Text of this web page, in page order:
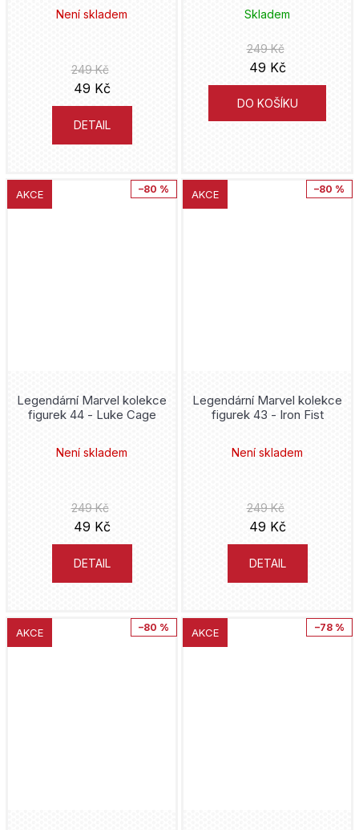
Není skladem
249 Kč
49 Kč
DETAIL
Skladem
249 Kč
49 Kč
DO KOŠÍKU
AKCE –80 %
Legendární Marvel kolekce
figurek 44 - Luke Cage
Není skladem
249 Kč
49 Kč
DETAIL
AKCE –80 %
Legendární Marvel kolekce
figurek 43 - Iron Fist
Není skladem
249 Kč
49 Kč
DETAIL
AKCE –80 % AKCE –78 %